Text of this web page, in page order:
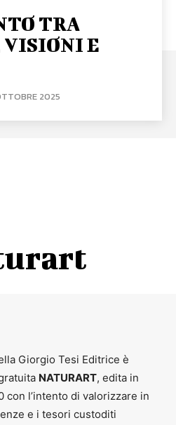
TRA
E
2025
Giorgio Tesi Editrice è
NATURART, edita in
con l’intento di valorizzare in
e i tesori custoditi